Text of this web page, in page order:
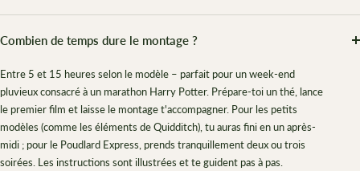
Combien de temps dure le montage ?
Entre 5 et 15 heures selon le modèle – parfait pour un week-end
pluvieux consacré à un marathon Harry Potter. Prépare-toi un thé, lance
le premier film et laisse le montage t'accompagner. Pour les petits
modèles (comme les éléments de Quidditch), tu auras fini en un après-
midi ; pour le Poudlard Express, prends tranquillement deux ou trois
soirées. Les instructions sont illustrées et te guident pas à pas.